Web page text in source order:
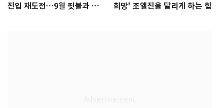
진입 재도전…9월 핏불과 대
희망' 조엘진을 달리게 하는 힘